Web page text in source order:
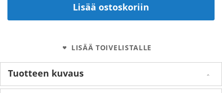
Lisää ostoskoriin
LISÄÄ TOIVELISTALLE
Tuotteen kuvaus